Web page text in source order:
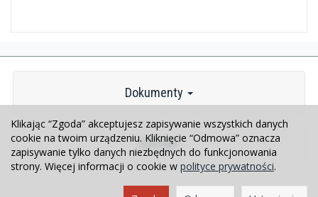
Dokumenty
Kontakt
Klikając “Zgoda” akceptujesz zapisywanie wszystkich danych
cookie na twoim urządzeniu. Kliknięcie “Odmowa” oznacza
zapisywanie tylko danych niezbędnych do funkcjonowania
strony. Więcej informacji o cookie w polityce prywatności.